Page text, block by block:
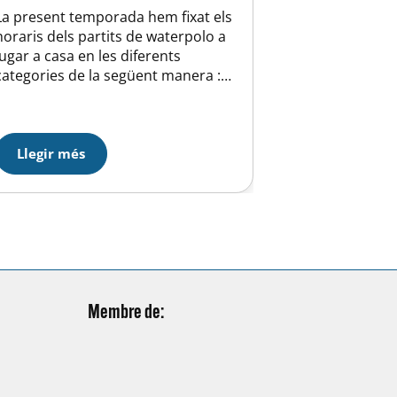
present temporada hem fixat els
dels partits de waterpolo a
a casa en les diferents
de la següent manera :
ABSOLUT FEM / 19:00 hores
MASCULÍ Diumenges-
hores BENJAMÍ / 10:00 hores
“B” 11:30 hores
Llegir més
Membre de: